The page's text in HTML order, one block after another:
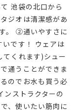
池袋の北口から
ジオは清潔感があ
。 ②通いやすさに
です！ ウェアは
てくれます)シュー
通うことができま
のでお水も買う必
ストラクターの
、使いたい筋肉に